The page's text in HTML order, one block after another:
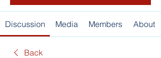
Discussion Media Members About
Back